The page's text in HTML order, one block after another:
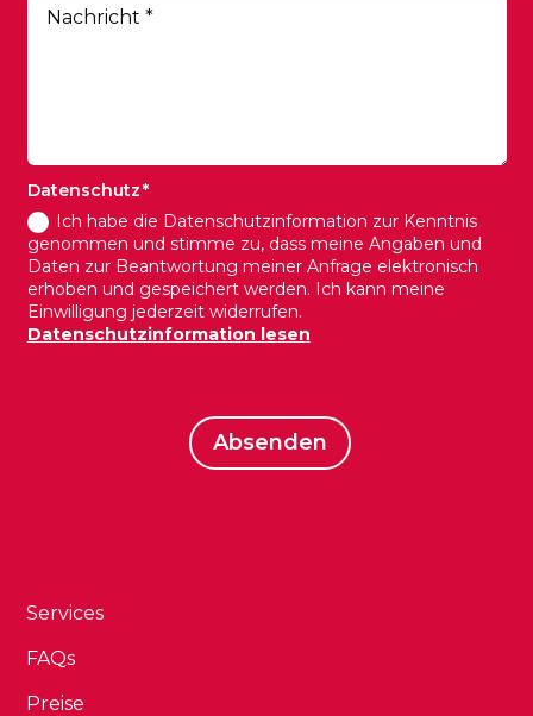
Datenschutz
Ich habe die Datenschutzinformation zur Kenntnis
genommen und stimme zu, dass meine Angaben und
Daten zur Beantwortung meiner Anfrage elektronisch
erhoben und gespeichert werden. Ich kann meine
Einwilligung jederzeit widerrufen.
Datenschutzinformation lesen
Absenden
Services
FAQs
Preise